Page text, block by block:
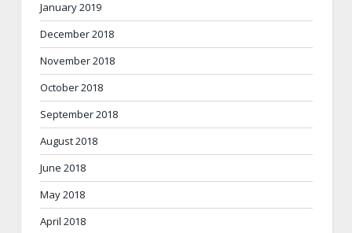
January 2019
December 2018
November 2018
October 2018
September 2018
August 2018
June 2018
May 2018
April 2018